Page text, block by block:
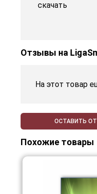
скачать
Отзывы на
На этот товар
ОСТАВИТЬ
Похожие товары